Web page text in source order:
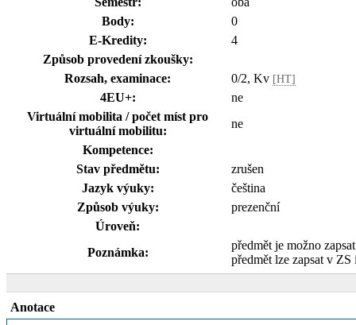
Body:
0
E-Kredity:
4
Způsob provedení zkoušky:
Rozsah, examinace:
0/2, Kv [HT]
4EU+:
ne
Virtuální mobilita / počet míst pro
virtuální mobilitu:
ne
Kompetence:
Stav předmětu:
zrušen
Jazyk výuky:
čeština
Způsob výuky:
prezenční
Úroveň:
Poznámka:
předmět je možno
předmět lze zapsat v ZS
Anotace